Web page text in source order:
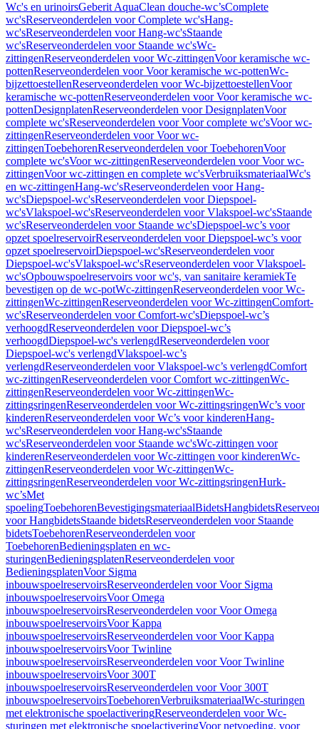
Wc's en urinoirsGeberit AquaClean douche-wc’sComplete
wc'sReserveonderdelen voor Complete wc'sHang-
wc'sReserveonderdelen voor Hang-wc'sStaande
wc'sReserveonderdelen voor Staande wc'sWc-
zittingenReserveonderdelen voor Wc-zittingenVoor keramische wc-
pottenReserveonderdelen voor Voor keramische wc-pottenWc-
bijzettoestellenReserveonderdelen voor Wc-bijzettoestellenVoor
keramische wc-pottenReserveonderdelen voor Voor keramische wc-
pottenDesignplatenReserveonderdelen voor DesignplatenVoor
complete wc'sReserveonderdelen voor Voor complete wc'sVoor wc-
zittingenReserveonderdelen voor Voor wc-
zittingenToebehorenReserveonderdelen voor ToebehorenVoor
complete wc'sVoor wc-zittingenReserveonderdelen voor Voor wc-
zittingenVoor wc-zittingen en complete wc'sVerbruiksmateriaalWc's
en wc-zittingenHang-wc'sReserveonderdelen voor Hang-
wc'sDiepspoel-wc'sReserveonderdelen voor Diepspoel-
wc'sVlakspoel-wc'sReserveonderdelen voor Vlakspoel-wc'sStaande
wc'sReserveonderdelen voor Staande wc'sDiepspoel-wc’s voor
opzet spoelreservoirReserveonderdelen voor Diepspoel-wc’s voor
opzet spoelreservoirDiepspoel-wc'sReserveonderdelen voor
Diepspoel-wc'sVlakspoel-wc'sReserveonderdelen voor Vlakspoel-
wc'sOpbouwspoelreservoirs voor wc's, van sanitaire keramiekTe
bevestigen op de wc-potWc-zittingenReserveonderdelen voor Wc-
zittingenWc-zittingenReserveonderdelen voor Wc-zittingenComfort-
wc'sReserveonderdelen voor Comfort-wc'sDiepspoel-wc’s
verhoogdReserveonderdelen voor Diepspoel-wc’s
verhoogdDiepspoel-wc's verlengdReserveonderdelen voor
Diepspoel-wc's verlengdVlakspoel-wc’s
verlengdReserveonderdelen voor Vlakspoel-wc’s verlengdComfort
wc-zittingenReserveonderdelen voor Comfort wc-zittingenWc-
zittingenReserveonderdelen voor Wc-zittingenWc-
zittingsringenReserveonderdelen voor Wc-zittingsringenWc’s voor
kinderenReserveonderdelen voor Wc’s voor kinderenHang-
wc'sReserveonderdelen voor Hang-wc'sStaande
wc'sReserveonderdelen voor Staande wc'sWc-zittingen voor
kinderenReserveonderdelen voor Wc-zittingen voor kinderenWc-
zittingenReserveonderdelen voor Wc-zittingenWc-
zittingsringenReserveonderdelen voor Wc-zittingsringenHurk-
wc’sMet
spoelingToebehorenBevestigingsmateriaalBidetsHangbidets
voor HangbidetsStaande bidetsReserveonderdelen voor Staande
bidetsToebehorenReserveonderdelen voor
ToebehorenBedieningsplaten en wc-
sturingenBedieningsplatenReserveonderdelen voor
BedieningsplatenVoor Sigma
inbouwspoelreservoirsReserveonderdelen voor Voor Sigma
inbouwspoelreservoirsVoor Omega
inbouwspoelreservoirsReserveonderdelen voor Voor Omega
inbouwspoelreservoirsVoor Kappa
inbouwspoelreservoirsReserveonderdelen voor Voor Kappa
inbouwspoelreservoirsVoor Twinline
inbouwspoelreservoirsReserveonderdelen voor Voor Twinline
inbouwspoelreservoirsVoor 300T
inbouwspoelreservoirsReserveonderdelen voor Voor 300T
inbouwspoelreservoirsToebehorenVerbruiksmateriaalWc-sturingen
met elektronische spoelactiveringReserveonderdelen voor Wc-
sturingen met elektronische spoelactiveringVoor netvoeding, voor